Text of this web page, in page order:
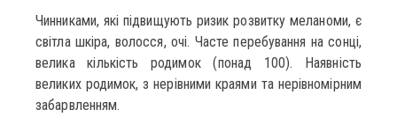
Чинниками, які підвищують ризик розвитку меланоми, є
світла шкіра, волосся, очі. Часте перебування на сонці,
велика кількість родимок (понад 100). Наявність
великих родимок, з нерівними краями та нерівномірним
забарвленням.